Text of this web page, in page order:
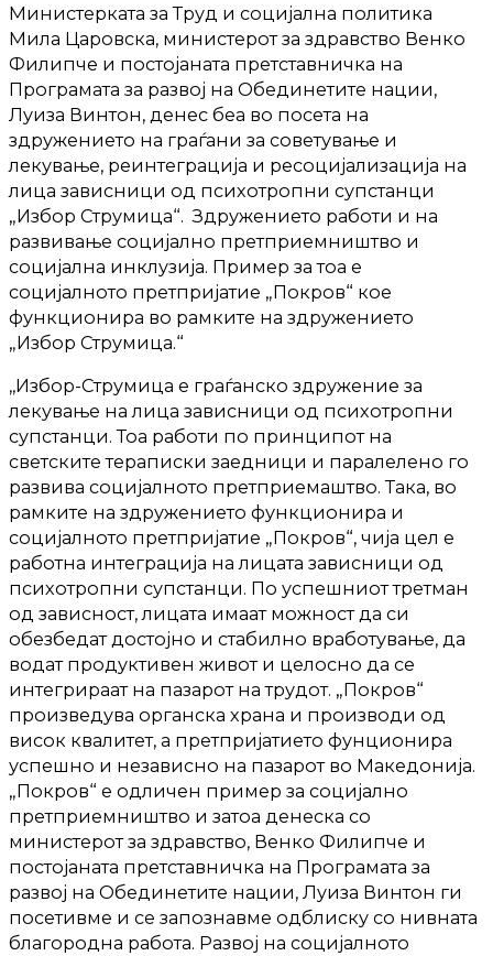
Министерката за Труд и социјална политика
Мила Царовска, министерот за здравство Венко
Филипче и постојаната претставничка на
Програмата за развој на Обединетите нации,
Луиза Винтон, денес беа во посета на
здружението на граѓани за советување и
лекување, реинтеграција и ресоцијализација на
лица зависници од психотропни супстанци
„Избор Струмица“. Здружението работи и на
развивање социјално претприемништво и
социјална инклузија. Пример за тоа е
социјалното претпријатие „Покров“ кое
функционира во рамките на здружението
„Избор Струмица.“
,,Избор-Струмица е граѓанско здружение за
лекување на лица зависници од психотропни
супстанци. Тоа работи по принципот на
светските тераписки заедници и паралелено го
развива социјалното претприемаштво. Така, во
рамките на здружението функционира и
социјалното претпријатие „Покров“, чија цел е
работна интеграција на лицата зависници од
психотропни супстанци. По успешниот третман
од зависност, лицата имаат можност да си
обезбедат достојно и стабилно вработување, да
водат продуктивен живот и целосно да се
интегрираат на пазарот на трудот. „Покров“
произведува органска храна и производи од
висок квалитет, а претпријатието фунционира
успешно и независно на пазарот во Македонија.
„Покров“ е одличен пример за социјално
претприемништво и затоа денеска со
министерот за здравство, Венко Филипче и
постојаната претставничка на Програмата за
развој на Обединетите нации, Луиза Винтон ги
посетивме и се запознавме одблиску со нивната
благородна работа. Развој на социјалното